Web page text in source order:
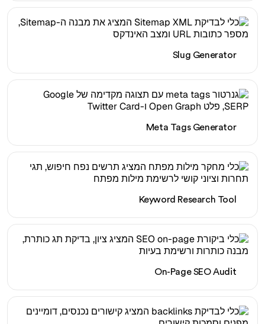
Slug Generator
Meta Tags Generator
Keyword Research Tool
On-Page SEO Audit